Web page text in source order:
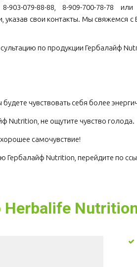
079-88-88, 8-909-700-78-78 или
указав свои контакты. Мы свяжемся
по продукции Гербалайф
чувствовать себя более
Nutrition, не ощутите чувство голода.
самочувствие!